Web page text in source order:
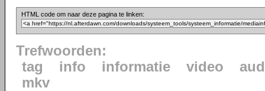
HTML code om naar deze pagina te linken:
Trefwoorden:
tag
info informatie video
mkv